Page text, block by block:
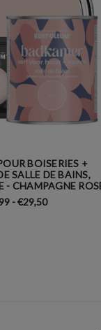
BOISERIES +
SALLE DE BAINS,
- CHAMPAGNE
- €29,50